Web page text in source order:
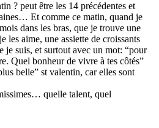
? peut être les 14 précédentes et
Et comme ce matin, quand je
dans les bras, que je trouve une
les aime, une assiette de croissants
je suis, et surtout avec un mot: “pour
Quel bonheur de vivre à tes côtés”
belle” st valentin, car elles sont
quelle talent, quel